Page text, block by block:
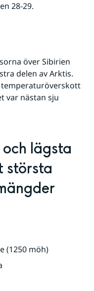
28-29.
över Sibirien
delen av Arktis.
temperaturöverskott
var nästan sju
lägsta
största
(1250 möh)